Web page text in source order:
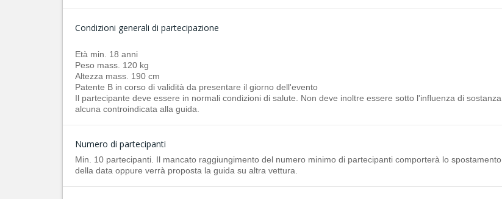
Condizioni generali di partecipazione
Età min. 18 anni
Peso mass. 120 kg
Altezza mass. 190 cm
Patente B in corso di validità da presentare il giorno dell'evento
Il partecipante deve essere in normali condizioni di salute. Non deve inoltre essere sotto l'influenza di sostanza
alcuna controindicata alla guida.
Numero di partecipanti
Min. 10 partecipanti. Il mancato raggiungimento del numero minimo di partecipanti comporterà lo spostamento
della data oppure verrà proposta la guida su altra vettura.